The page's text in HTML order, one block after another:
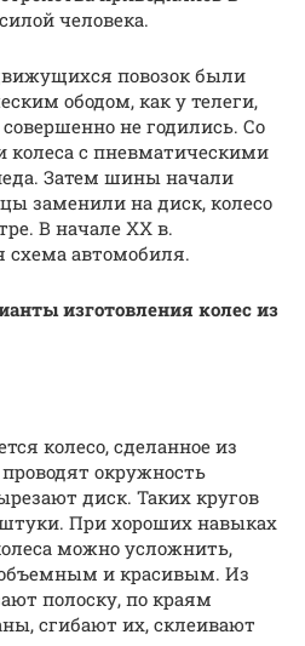
человека.
повозок были
ободом, как у телеги,
не годились. Со
с пневматическими
Затем шины начали
заменили на диск, колесо
В начале XX в.
схема автомобиля.
изготовления колес из
колесо, сделанное из
окружность
диск. Таких кругов
При хороших навыках
можно усложнить,
и красивым. Из
полоску, по краям
сгибают их, склеивают